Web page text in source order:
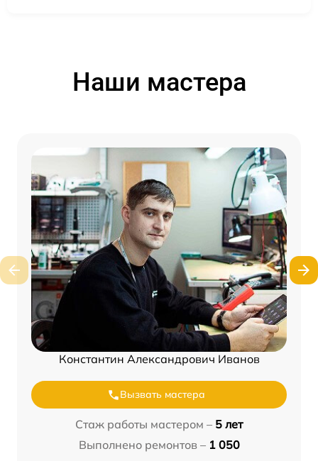
Наши мастера
Константин Александрович Иванов
Вызвать мастера
Стаж работы мастером – 5 лет
Выполнено ремонтов – 1 050